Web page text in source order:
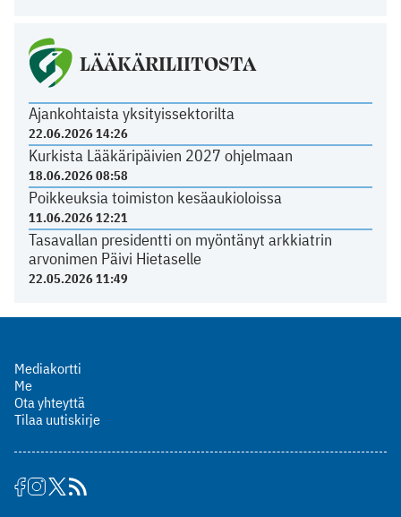
LÄÄKÄRILIITOSTA
Ajankohtaista yksityissektorilta
22.06.2026 14:26
Kurkista Lääkäripäivien 2027 ohjelmaan
18.06.2026 08:58
Poikkeuksia toimiston kesäaukioloissa
11.06.2026 12:21
Tasavallan presidentti on myöntänyt arkkiatrin
arvonimen Päivi Hietaselle
22.05.2026 11:49
Mediakortti
Me
Ota yhteyttä
Tilaa uutiskirje